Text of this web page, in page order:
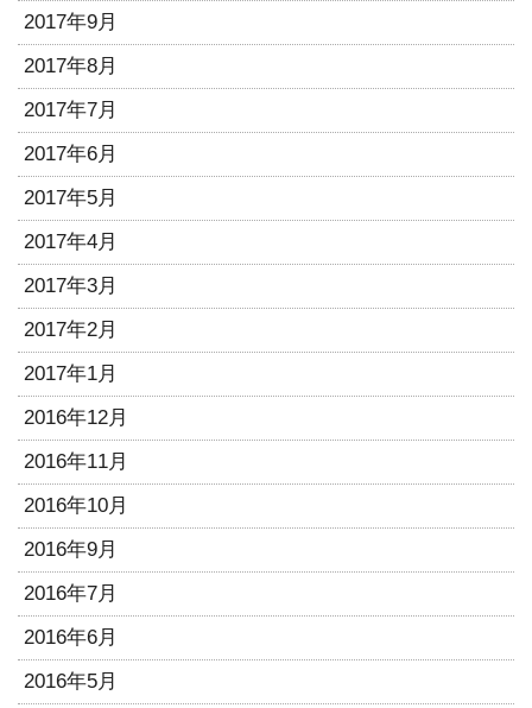
2017年9月
2017年8月
2017年7月
2017年6月
2017年5月
2017年4月
2017年3月
2017年2月
2017年1月
2016年12月
2016年11月
2016年10月
2016年9月
2016年7月
2016年6月
2016年5月